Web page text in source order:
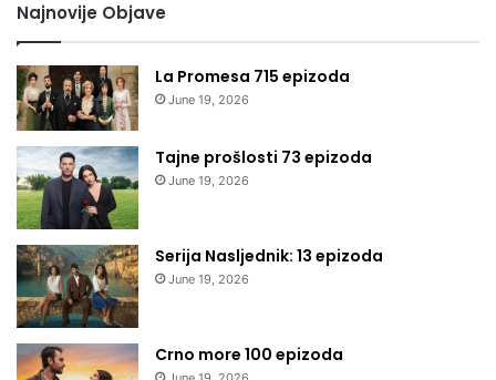
Najnovije Objave
La Promesa 715 epizoda
June 19, 2026
Tajne prošlosti 73 epizoda
June 19, 2026
Serija Nasljednik: 13 epizoda
June 19, 2026
Crno more 100 epizoda